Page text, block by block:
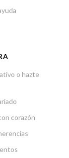
o hazte
corazón